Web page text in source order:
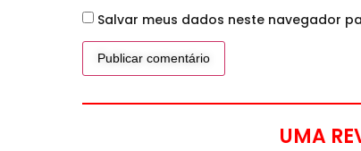
Salvar meus dados neste navegador
UMA